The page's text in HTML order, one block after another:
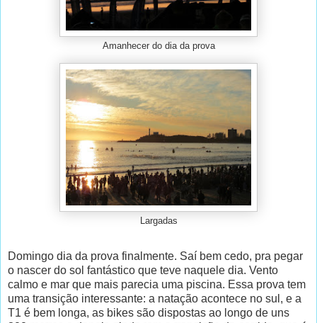
Amanhecer do dia da prova
Largadas
Domingo dia da prova finalmente. Saí bem cedo, pra pegar
o nascer do sol fantástico que teve naquele dia. Vento
calmo e mar que mais parecia uma piscina. Essa prova tem
uma transição interessante: a natação acontece no sul, e a
T1 é bem longa, as bikes são dispostas ao longo de uns